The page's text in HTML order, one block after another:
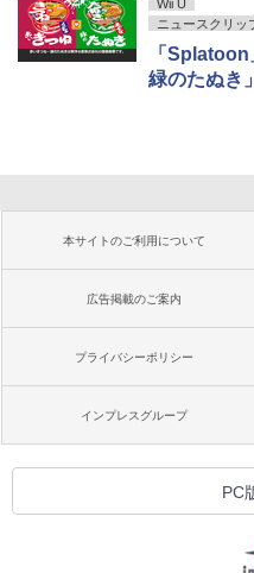
Wii U
ニュースクリッ
「
緑のたぬき
本サイトのご利用について
広告掲載のご案内
プライバシーポリシー
インプレスグループ
PC